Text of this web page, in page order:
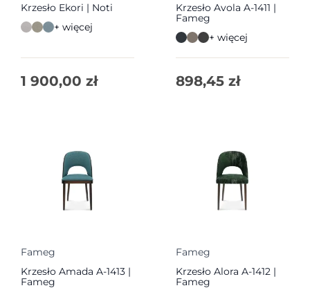
Krzesło Ekori | Noti
+ więcej
1 900,00 zł
Krzesło Avola A-1411 |
Fameg
+ więcej
898,45 zł
Fameg
Krzesło Amada A-1413 |
Fameg
Fameg
Krzesło Alora A-1412 |
Fameg